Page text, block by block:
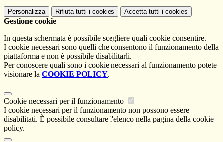
Personalizza Rifiuta tutti i cookies Accetta tutti i cookies
Gestione cookie
In questa schermata è possibile scegliere quali cookie consentire.
I cookie necessari sono quelli che consentono il funzionamento della
piattaforma e non è possibile disabilitarli.
Per conoscere quali sono i cookie necessari al funzionamento potete
visionare la COOKIE POLICY.
Cookie necessari per il funzionamento
I cookie necessari per il funzionamento non possono essere
disabilitati. È possibile consultare l'elenco nella pagina della cookie
policy.